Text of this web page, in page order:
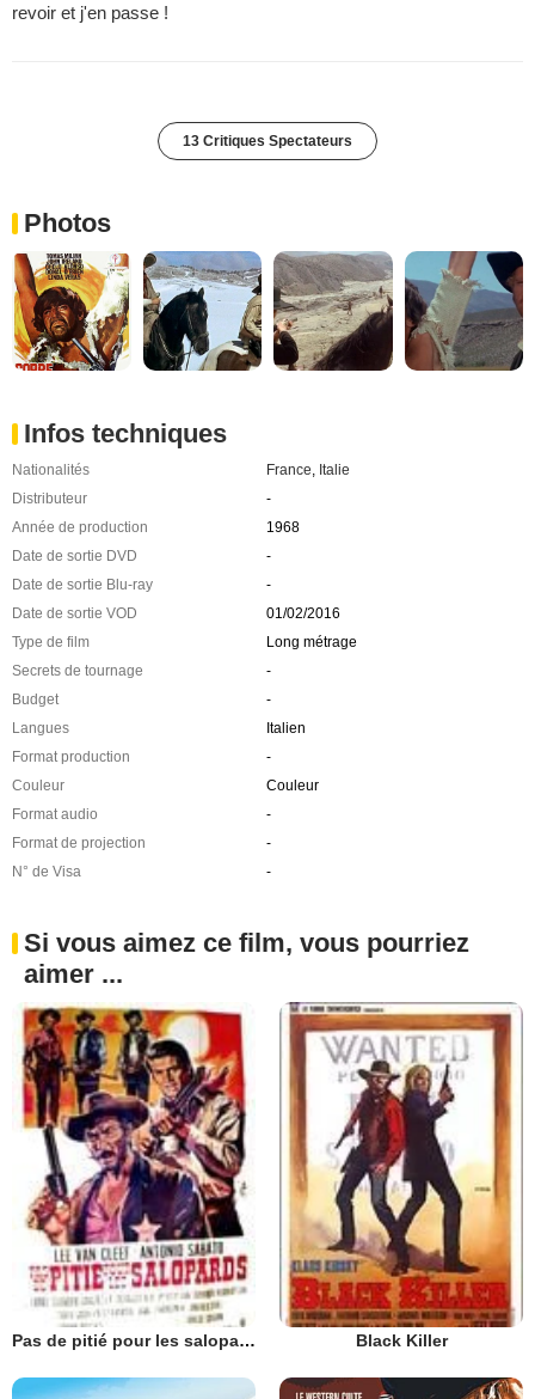
revoir et j'en passe !
13 Critiques Spectateurs
Photos
Infos techniques
Nationalités France Italie
Distributeur
-
Année de production
1968
Date de sortie DVD
-
Date de sortie Blu-ray
-
Date de sortie VOD
01/02/2016
Type de film
Long métrage
Secrets de tournage
-
Budget
-
Langues
Italien
Format production
-
Couleur
Couleur
Format audio
-
Format de projection
-
N° de Visa
-
Si vous aimez ce film, vous pourriez
aimer ...
Pas de pitié pour les salopards Black Killer